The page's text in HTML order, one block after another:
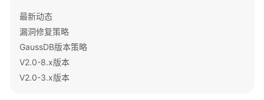
储
过
程
最新动态
漏洞修复策略
GaussDB版本策略
V2.0-8.x版本
V2.0-3.x版本